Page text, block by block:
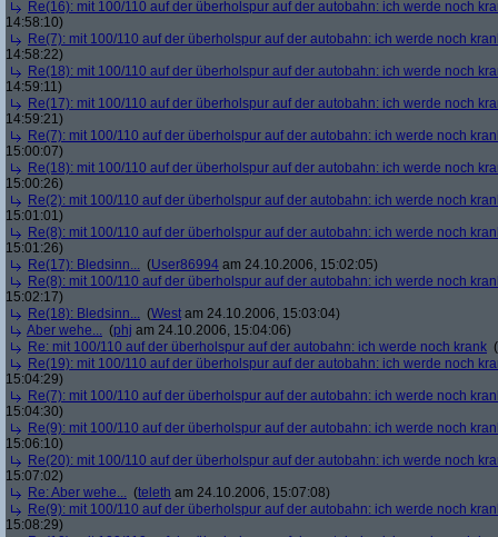
Re(16): mit 100/110 auf der überholspur auf der autobahn: ich werde noch
14:58:10)
Re(7): mit 100/110 auf der überholspur auf der autobahn: ich werde noch
14:58:22)
Re(18): mit 100/110 auf der überholspur auf der autobahn: ich werde noch
14:59:11)
Re(17): mit 100/110 auf der überholspur auf der autobahn: ich werde noch
14:59:21)
Re(7): mit 100/110 auf der überholspur auf der autobahn: ich werde noch
15:00:07)
Re(18): mit 100/110 auf der überholspur auf der autobahn: ich werde noch
15:00:26)
Re(2): mit 100/110 auf der überholspur auf der autobahn: ich werde noch
15:01:01)
Re(8): mit 100/110 auf der überholspur auf der autobahn: ich werde noch
15:01:26)
Re(17): Bledsinn... (User86994 am 24.10.2006, 15:02:05)
Re(8): mit 100/110 auf der überholspur auf der autobahn: ich werde noch
15:02:17)
Re(18): Bledsinn... (West am 24.10.2006, 15:03:04)
Aber wehe... (phj am 24.10.2006, 15:04:06)
Re: mit 100/110 auf der überholspur auf der autobahn: ich werde noch krank (
Re(19): mit 100/110 auf der überholspur auf der autobahn: ich werde noch
15:04:29)
Re(7): mit 100/110 auf der überholspur auf der autobahn: ich werde noch
15:04:30)
Re(9): mit 100/110 auf der überholspur auf der autobahn: ich werde noch
15:06:10)
Re(20): mit 100/110 auf der überholspur auf der autobahn: ich werde noch
15:07:02)
Re: Aber wehe... (teleth am 24.10.2006, 15:07:08)
Re(9): mit 100/110 auf der überholspur auf der autobahn: ich werde noch
15:08:29)